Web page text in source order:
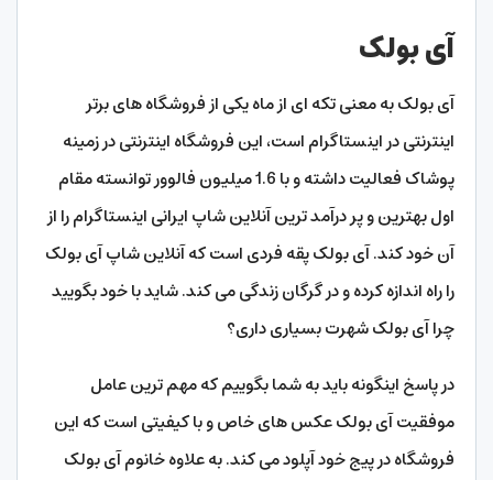
آی بولک
آی بولک به معنی تکه ای از ماه یکی از فروشگاه های برتر
اینترنتی در اینستاگرام است، این فروشگاه اینترنتی در زمینه
پوشاک فعالیت داشته و با 1.6 میلیون فالوور توانسته مقام
اول بهترین و پر درآمد ترین آنلاین شاپ ایرانی اینستاگرام را از
آن خود کند. آی بولک پقه فردی است که آنلاین شاپ آی بولک
را راه اندازه کرده و در گرگان زندگی می کند. شاید با خود بگویید
چرا آی بولک شهرت بسیاری داری؟
در پاسخ اینگونه باید به شما بگوییم که مهم ترین عامل
موفقیت آی بولک عکس های خاص و با کیفیتی است که این
فروشگاه در پیج خود آپلود می کند. به علاوه خانوم آی بولک